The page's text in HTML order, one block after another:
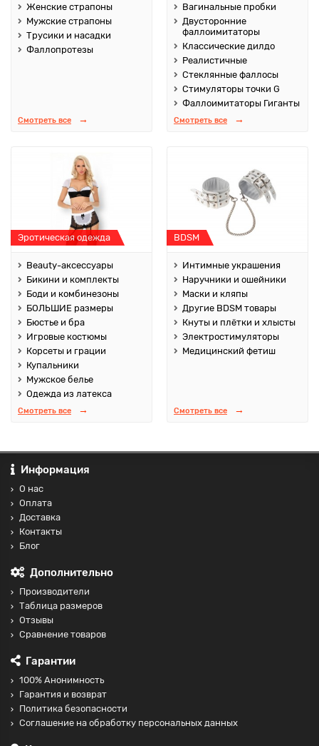
Женские страпоны
Мужские страпоны
Трусики и насадки
Фаллопротезы
Смотреть все
Вагинальные пробки
Двусторонние
фаллоимитаторы
Классические дилдо
Реалистичные
Стеклянные фаллосы
Стимуляторы точки G
Фаллоимитаторы Гиганты
Смотреть все
Эротическая одежда
Beauty-аксессуары
Бикини и комплекты
Боди и комбинезоны
БОЛЬШИЕ размеры
Бюстье и бра
Игровые костюмы
Корсеты и грации
Купальники
Мужское белье
Одежда из латекса
Смотреть все
BDSM
Интимные украшения
Наручники и ошейники
Маски и кляпы
Другие BDSM товары
Кнуты и плётки и хлысты
Электростимуляторы
Медицинский фетиш
Смотреть все
Информация
О нас
Оплата
Доставка
Контакты
Блог
Дополнительно
Производители
Таблица размеров
Отзывы
Сравнение товаров
Гарантии
100% Анонимность
Гарантия и возврат
Политика безопасности
Соглашение на обработку персональных данных